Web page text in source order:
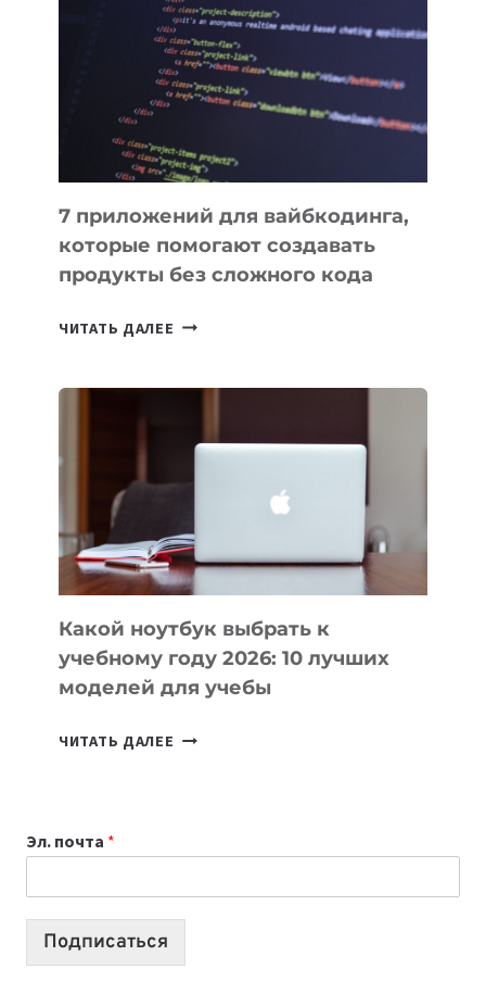
ИНСТРУМЕНТОВ
ДЛЯ
РАБОТЫ
7 приложений для вайбкодинга,
которые помогают создавать
продукты без сложного кода
ЧИТАТЬ ДАЛЕЕ 7
ПОМОГАЮТ
СОЗДАВАТЬ
БЕЗ
СЛОЖНОГО
КОДА
Какой ноутбук выбрать к
учебному году 2026: 10 лучших
моделей для учебы
ЧИТАТЬ ДАЛЕЕ КАКОЙ
2026:
10
Эл. почта *
Подписаться